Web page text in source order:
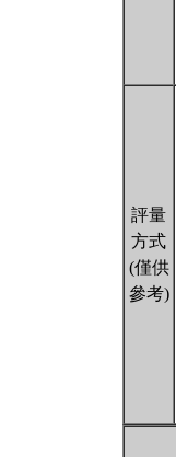
評量
方式
(僅供
參考)